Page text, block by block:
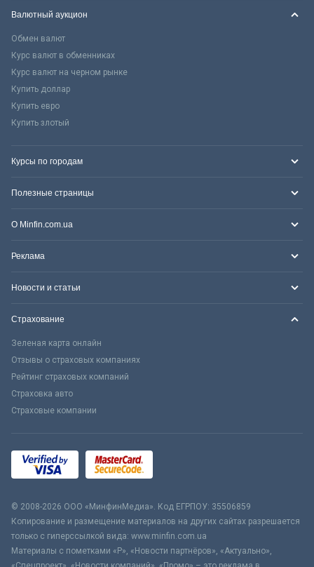
Валютный аукцион
Обмен валют
Курс валют в обменниках
Курс валют на черном рынке
Купить доллар
Купить евро
Купить злотый
Курсы по городам
Полезные страницы
О Minfin.com.ua
Реклама
Новости и статьи
Страхование
Зеленая карта онлайн
Отзывы о страховых компаниях
Рейтинг страховых компаний
Страховка авто
Страховые компании
© 2008-2026 ООО «МинфинМедиа». Код ЕГРПОУ: 35506859
Копирование и размещение материалов на других сайтах разрешается
только с гиперссылкой вида: www.minfin.com.ua
Материалы с пометками «Р», «Новости партнёров», «Актуально»,